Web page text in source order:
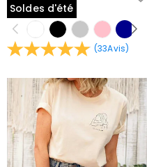
Soldes d'été
(33Avis)